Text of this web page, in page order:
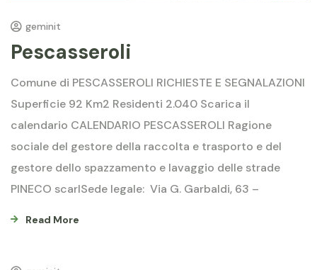
geminit
Pescasseroli
Comune di PESCASSEROLI RICHIESTE E SEGNALAZIONI
Superficie 92 Km2 Residenti 2.040 Scarica il
calendario CALENDARIO PESCASSEROLI Ragione
sociale del gestore della raccolta e trasporto e del
gestore dello spazzamento e lavaggio delle strade
PINECO scarlSede legale: Via G. Garbaldi, 63 –
Read More